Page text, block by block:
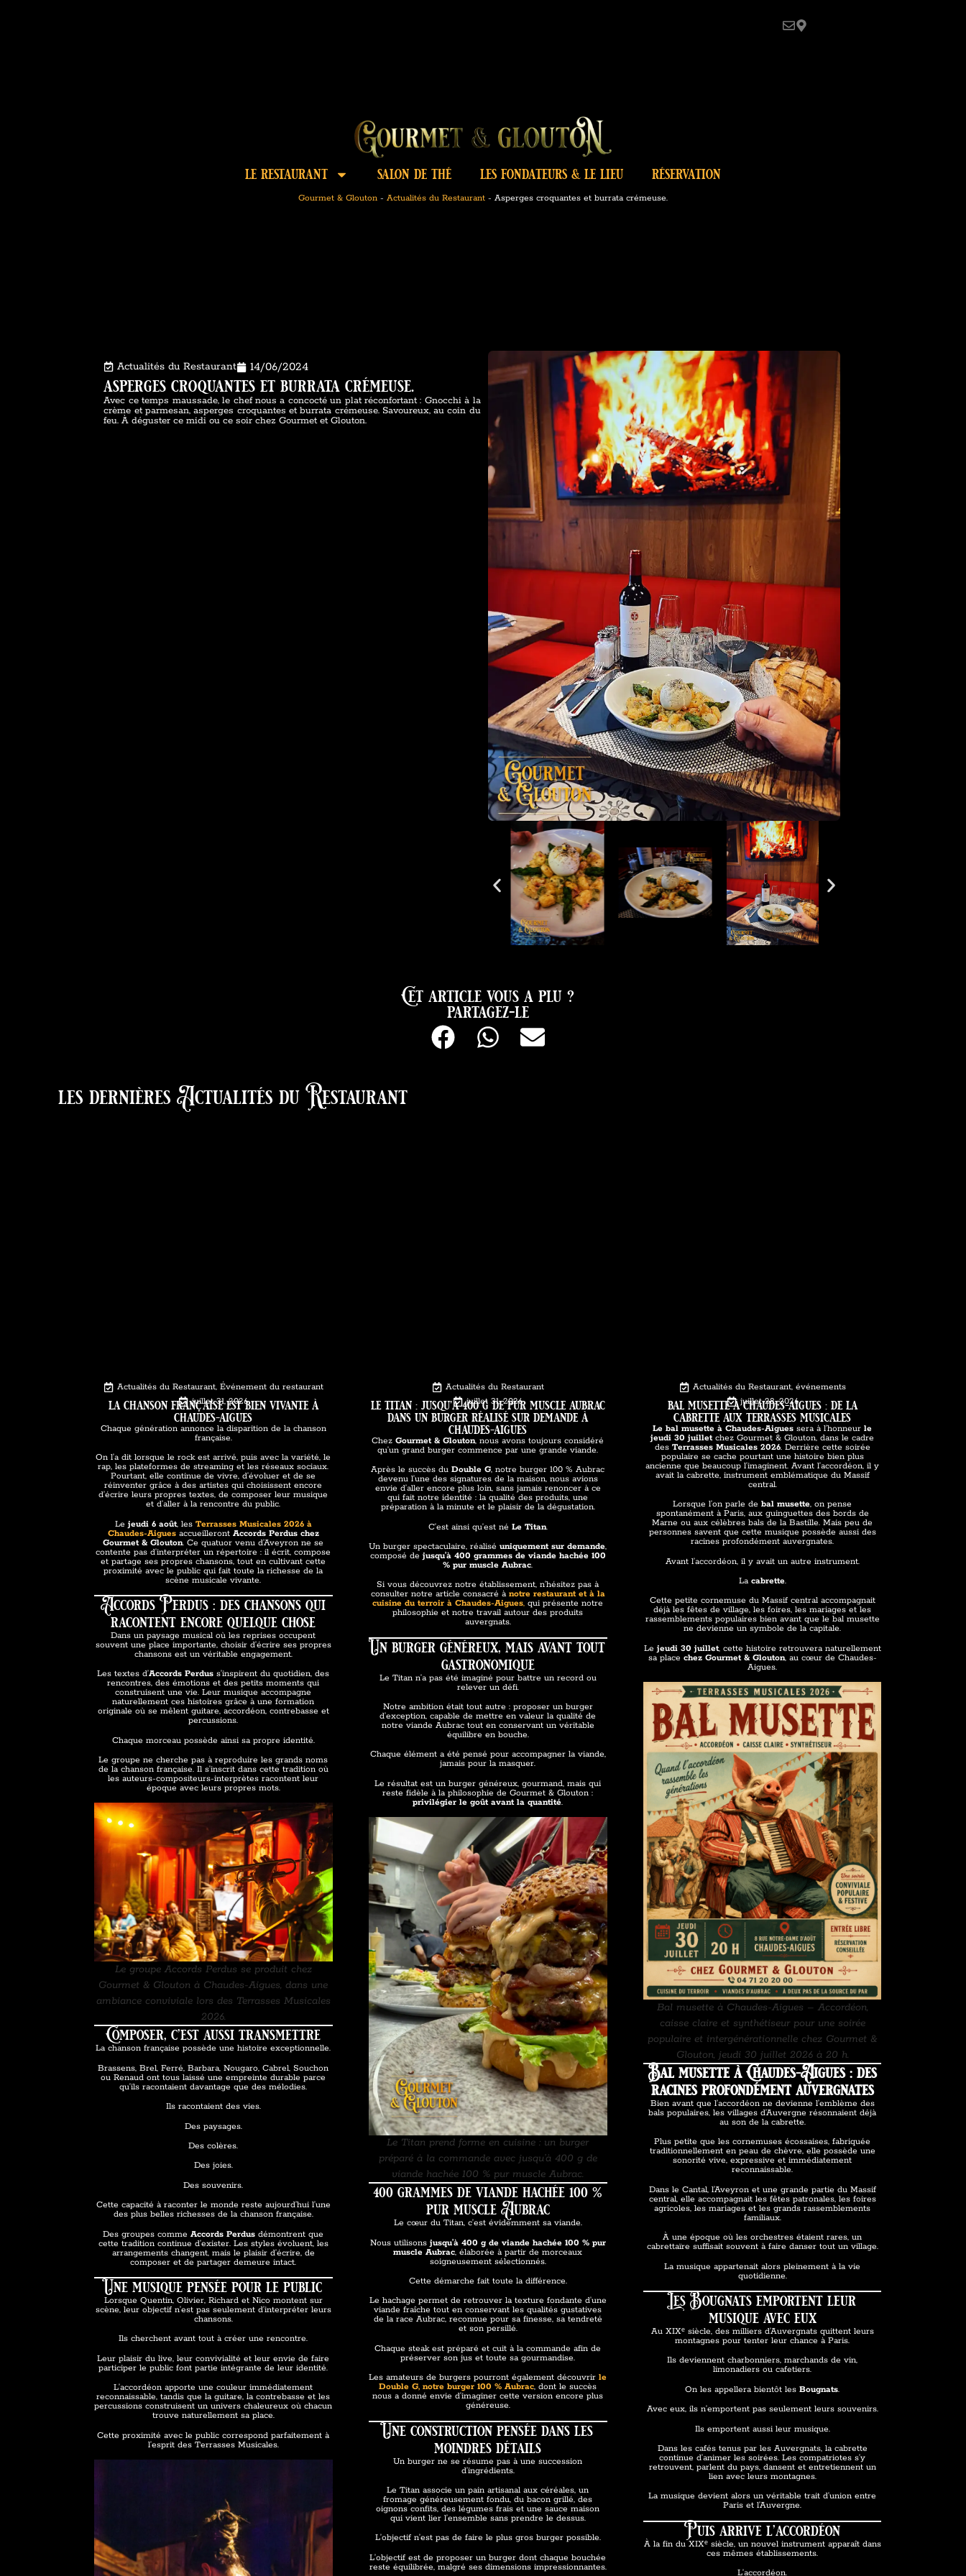
le restaurant salon de thé les fondateurs & le lieu réservation
Gourmet & Glouton - Actualités du Restaurant - Asperges croquantes et burrata crémeuse.
Actualités du Restaurant 14/06/2024
asperges croquantes et burrata crémeuse.
Avec ce temps maussade, le chef nous a concocté un plat réconfortant : Gnocchi à la
crème et parmesan, asperges croquantes et burrata crémeuse. Savoureux, au coin du
feu. À déguster ce midi ou ce soir chez Gourmet et Glouton.
Cet article vous a plu ?
partagez-le
les dernièresActualités du Restaurant
Actualités du Restaurant, Événement du restaurant
juillet 31, 2026
la chanson française est bien vivante à
chaudes-aigues
Chaque génération annonce la disparition de la chanson
française.
On l’a dit lorsque le rock est arrivé, puis avec la variété, le
rap, les plateformes de streaming et les réseaux sociaux.
Pourtant, elle continue de vivre, d’évoluer et de se
réinventer grâce à des artistes qui choisissent encore
d’écrire leurs propres textes, de composer leur musique
et d’aller à la rencontre du public.
Le jeudi 6 août, les Terrasses Musicales 2026 à
Chaudes-Aiguesaccueilleront Accords Perdus chez
Gourmet & Glouton. Ce quatuor venu d’Aveyron ne se
contente pas d’interpréter un répertoire : il écrit, compose
et partage ses propres chansons, tout en cultivant cette
proximité avec le public qui fait toute la richesse de la
scène musicale vivante.
Accords Perdus : des chansons qui
racontent encore quelque chose
Dans un paysage musical où les reprises occupent
souvent une place importante, choisir d’écrire ses propres
chansons est un véritable engagement.
Les textes d’Accords Perdus s’inspirent du quotidien, des
rencontres, des émotions et des petits moments qui
construisent une vie. Leur musique accompagne
naturellement ces histoires grâce à une formation
originale où se mêlent guitare, accordéon, contrebasse et
percussions.
Chaque morceau possède ainsi sa propre identité.
Le groupe ne cherche pas à reproduire les grands noms
de la chanson française. Il s’inscrit dans cette tradition où
les auteurs-compositeurs-interprètes racontent leur
époque avec leurs propres mots.
Le groupe Accords Perdus se produit chez
Gourmet & Glouton à Chaudes-Aigues, dans une
ambiance conviviale lors des Terrasses Musicales
2026.
Composer, c’est aussi transmettre
La chanson française possède une histoire exceptionnelle.
Brassens, Brel, Ferré, Barbara, Nougaro, Cabrel, Souchon
ou Renaud ont tous laissé une empreinte durable parce
qu’ils racontaient davantage que des mélodies.
Ils racontaient des vies.
Des paysages.
Des colères.
Des joies.
Des souvenirs.
Cette capacité à raconter le monde reste aujourd’hui l’une
des plus belles richesses de la chanson française.
Des groupes commeAccords Perdus démontrent que
cette tradition continue d’exister. Les styles évoluent, les
arrangements changent, mais le plaisir d’écrire, de
composer et de partager demeure intact.
Une musique pensée pour le public
Lorsque Quentin, Olivier, Richard et Nico montent sur
scène, leur objectif n’est pas seulement d’interpréter leurs
chansons.
Ils cherchent avant tout à créer une rencontre.
Leur plaisir du live, leur convivialité et leur envie de faire
participer le public font partie intégrante de leur identité.
L’accordéon apporte une couleur immédiatement
reconnaissable, tandis que la guitare, la contrebasse et les
percussions construisent un univers chaleureux où chacun
trouve naturellement sa place.
Cette proximité avec le public correspond parfaitement à
l’esprit des Terrasses Musicales.
Actualités du Restaurant
juillet 31, 2026
le titan : jusqu’à 400 g de pur muscle aubrac
dans un burger réalisé sur demande à
chaudes-aigues
ChezGourmet & Glouton, nous avons toujours considéré
qu’un grand burger commence par une grande viande.
Après le succès duDouble G, notre burger 100 % Aubrac
devenu l’une des signatures de la maison, nous avions
envie d’aller encore plus loin, sans jamais renoncer à ce
qui fait notre identité : la qualité des produits, une
préparation à la minute et le plaisir de la dégustation.
C’est ainsi qu’est né Le Titan.
Un burger spectaculaire, réaliséuniquement sur demande,
composé de jusqu’à 400 grammes de viande hachée 100
% pur muscle Aubrac.
Si vous découvrez notre établissement, n’hésitez pas à
consulter notre article consacré à notre restaurant et à la
cuisine du terroir à Chaudes-Aigues, qui présente notre
philosophie et notre travail autour des produits
auvergnats.
Un burger généreux, mais avant tout
gastronomique
Le Titan n’a pas été imaginé pour battre un record ou
relever un défi.
Notre ambition était tout autre : proposer un burger
d’exception, capable de mettre en valeur la qualité de
notre viande Aubrac tout en conservant un véritable
équilibre en bouche.
Chaque élément a été pensé pour accompagner la viande,
jamais pour la masquer.
Le résultat est un burger généreux, gourmand, mais qui
reste fidèle à la philosophie de Gourmet & Glouton :
privilégier le goût avant la quantité.
Le Titan prend forme en cuisine : un burger
préparé à la commande avec jusqu’à 400 g de
viande hachée 100 % pur muscle Aubrac.
400 grammes de viande hachée 100 %
pur muscle Aubrac
Le cœur du Titan, c’est évidemment sa viande.
Nous utilisons jusqu’à 400 g de viande hachée 100 % pur
muscle Aubrac, élaborée à partir de morceaux
soigneusement sélectionnés.
Cette démarche fait toute la différence.
Le hachage permet de retrouver la texture fondante d’une
viande fraîche tout en conservant les qualités gustatives
de la race Aubrac, reconnue pour sa finesse, sa tendreté
et son persillé.
Chaque steak est préparé et cuit à la commande afin de
préserver son jus et toute sa gourmandise.
Les amateurs de burgers pourront également découvrirle
Double G, notre burger 100 % Aubrac, dont le succès
nous a donné envie d’imaginer cette version encore plus
généreuse.
Une construction pensée dans les
moindres détails
Un burger ne se résume pas à une succession
d’ingrédients.
Le Titan associe un pain artisanal aux céréales, un
fromage généreusement fondu, du bacon grillé, des
oignons confits, des légumes frais et une sauce maison
qui vient lier l’ensemble sans prendre le dessus.
L’objectif n’est pas de faire le plus gros burger possible.
L’objectif est de proposer un burger dont chaque bouchée
reste équilibrée, malgré ses dimensions impressionnantes.
Actualités du Restaurant, événements
juillet 28, 2026
bal musette à chaudes-aigues : de la
cabrette aux terrasses musicales
Le bal musette à Chaudes-Aigues sera à l’honneurle
jeudi 30 juilletchez Gourmet & Glouton, dans le cadre
des Terrasses Musicales 2026. Derrière cette soirée
populaire se cache pourtant une histoire bien plus
ancienne que beaucoup l’imaginent. Avant l’accordéon, il y
avait la cabrette, instrument emblématique du Massif
central.
Lorsque l’on parle debal musette, on pense
spontanément à Paris, aux guinguettes des bords de
Marne ou aux célèbres bals de la Bastille. Mais peu de
personnes savent que cette musique possède aussi des
racines profondément auvergnates.
Avant l’accordéon, il y avait un autre instrument.
La cabrette.
Cette petite cornemuse du Massif central accompagnait
déjà les fêtes de village, les foires, les mariages et les
rassemblements populaires bien avant que le bal musette
ne devienne un symbole de la capitale.
Le jeudi 30 juillet, cette histoire retrouvera naturellement
sa place chez Gourmet & Glouton, au cœur de Chaudes-
Aigues.
Bal musette à Chaudes-Aigues – Accordéon,
caisse claire et synthétiseur pour une soirée
populaire et intergénérationnelle chez Gourmet &
Glouton, jeudi 30 juillet 2026 à 20 h.
Bal musette à Chaudes-Aigues : des
racines profondément auvergnates
Bien avant que l’accordéon ne devienne l’emblème des
bals populaires, les villages d’Auvergne résonnaient déjà
au son de la cabrette.
Plus petite que les cornemuses écossaises, fabriquée
traditionnellement en peau de chèvre, elle possède une
sonorité vive, expressive et immédiatement
reconnaissable.
Dans le Cantal, l’Aveyron et une grande partie du Massif
central, elle accompagnait les fêtes patronales, les foires
agricoles, les mariages et les grands rassemblements
familiaux.
À une époque où les orchestres étaient rares, un
cabrettaïre suffisait souvent à faire danser tout un village.
La musique appartenait alors pleinement à la vie
quotidienne.
Les Bougnats emportent leur
musique avec eux
Au XIXᵉ siècle, des milliers d’Auvergnats quittent leurs
montagnes pour tenter leur chance à Paris.
Ils deviennent charbonniers, marchands de vin,
limonadiers ou cafetiers.
On les appellera bientôt lesBougnats.
Avec eux, ils n’emportent pas seulement leurs souvenirs.
Ils emportent aussi leur musique.
Dans les cafés tenus par les Auvergnats, la cabrette
continue d’animer les soirées. Les compatriotes s’y
retrouvent, parlent du pays, dansent et entretiennent un
lien avec leurs montagnes.
La musique devient alors un véritable trait d’union entre
Paris et l’Auvergne.
Puis arrive l’accordéon
À la fin du XIXᵉ siècle, un nouvel instrument apparaît dans
ces mêmes établissements.
L’accordéon.